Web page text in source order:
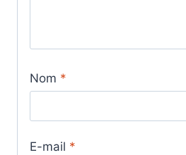
Nom *
E-mail *